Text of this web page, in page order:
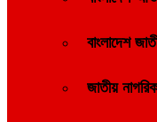
বাংলাদেশ
জাতীয় নাগরিক